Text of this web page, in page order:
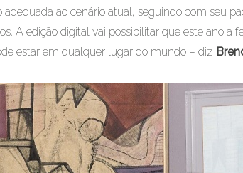
ao cenário atual, seguindo com seu
A edição digital vai possibilitar que este ano a
estar em qualquer lugar do mundo – diz